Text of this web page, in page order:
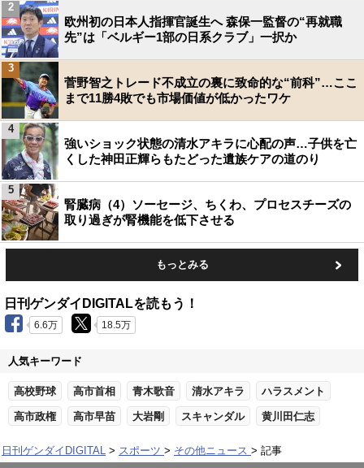
欧州初の日本人指揮官誕生へ 森保一監督の“再就職
先”は「ベルギー1部の日系クラブ」一択か
2
菅野智之トレード不成立の裏に致命的な“前科”…ここ
まで11勝4敗でも市場価値が低かったワケ
3
強いショック状態の清水アキラに心配の声…子供を亡
くした神田正輝らもたどった遺族ケアの道のり
4
腎臓病（4）ソーセージ、ちくわ、プロセスチーズの
取り過ぎが腎機能を低下させる
5
もっとみる
日刊ゲンダイDIGITALを読もう！
6.6万 18.5万
人気キーワード
高校野球 高市首相 青木歌音 清水アキラ ハラスメント
高市政権 高市早苗 大岩剛 スキャンダル 黄川田仁志
日刊ゲンダイDIGITAL スポーツ その他ニュース 記事